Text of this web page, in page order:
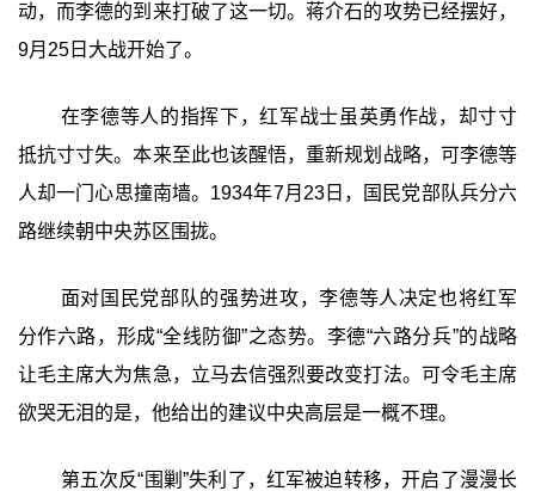
动，而李德的到来打破了这一切。蒋介石的攻势已经摆好，
9月25日大战开始了。
在李德等人的指挥下，红军战士虽英勇作战，却寸寸
抵抗寸寸失。本来至此也该醒悟，重新规划战略，可李德等
人却一门心思撞南墙。1934年7月23日，国民党部队兵分六
路继续朝中央苏区围拢。
面对国民党部队的强势进攻，李德等人决定也将红军
分作六路，形成“全线防御”之态势。李德“六路分兵”的战略
让毛主席大为焦急，立马去信强烈要改变打法。可令毛主席
欲哭无泪的是，他给出的建议中央高层是一概不理。
第五次反“围剿”失利了，红军被迫转移，开启了漫漫长